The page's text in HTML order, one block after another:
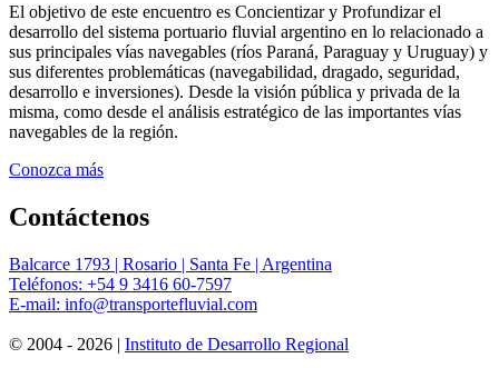
El objetivo de este encuentro es Concientizar y Profundizar el
desarrollo del sistema portuario fluvial argentino en lo relacionado a
sus principales vías navegables (ríos Paraná, Paraguay y Uruguay) y
sus diferentes problemáticas (navegabilidad, dragado, seguridad,
desarrollo e inversiones). Desde la visión pública y privada de la
misma, como desde el análisis estratégico de las importantes vías
navegables de la región.
Conozca más
Contáctenos
Balcarce 1793 | Rosario | Santa Fe | Argentina
Teléfonos: +54 9 3416 60-7597
E-mail: info@transportefluvial.com
© 2004 - 2026 | Instituto de Desarrollo Regional